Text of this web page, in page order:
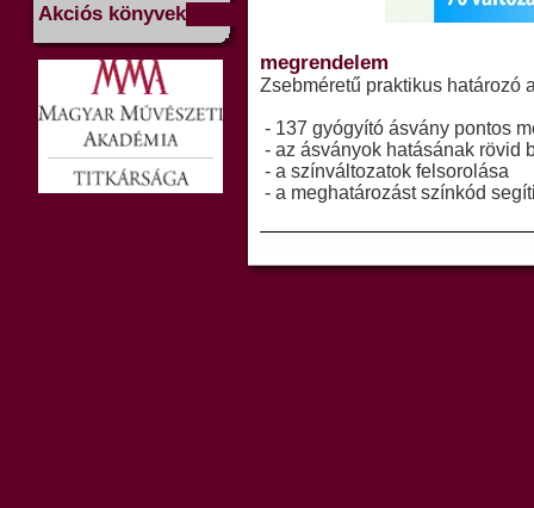
Akciós könyvek
megrendelem
Zsebméretű praktikus határozó
- 137 gyógyító ásvány pontos
- az ásványok hatásának rövid
- a színváltozatok felsorolása
- a meghatározást színkód